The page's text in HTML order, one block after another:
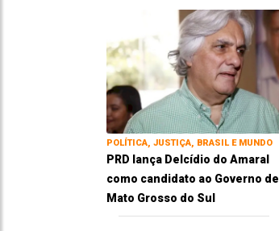
POLÍTICA, JUSTIÇA, BRASIL E MUNDO
PRD lança Delcídio do Amaral
como candidato ao Governo de
Mato Grosso do Sul